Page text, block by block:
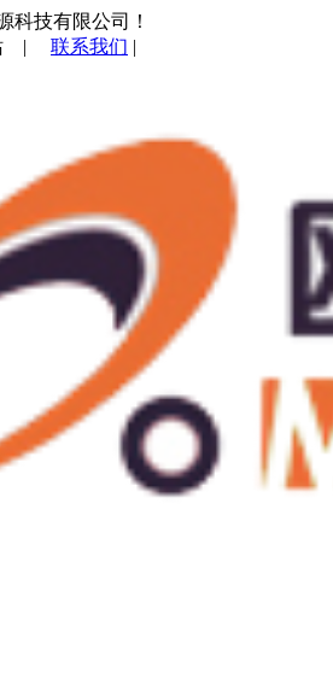
科技有限公司！
| 联系我们 |